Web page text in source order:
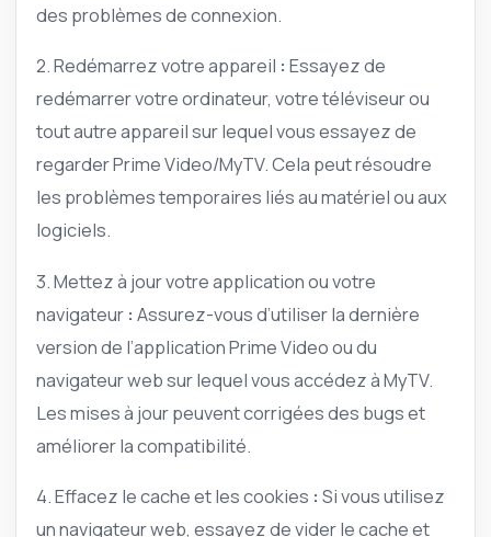
des problèmes de connexion.
2. Redémarrez votre appareil : Essayez de
redémarrer votre ordinateur, votre téléviseur ou
tout autre appareil sur lequel vous essayez de
regarder Prime Video/MyTV. Cela peut résoudre
les problèmes temporaires liés au matériel ou aux
logiciels.
3. Mettez à jour votre application ou votre
navigateur : Assurez-vous d’utiliser la dernière
version de l’application Prime Video ou du
navigateur web sur lequel vous accédez à MyTV.
Les mises à jour peuvent corrigées des bugs et
améliorer la compatibilité.
4. Effacez le cache et les cookies : Si vous utilisez
un navigateur web, essayez de vider le cache et